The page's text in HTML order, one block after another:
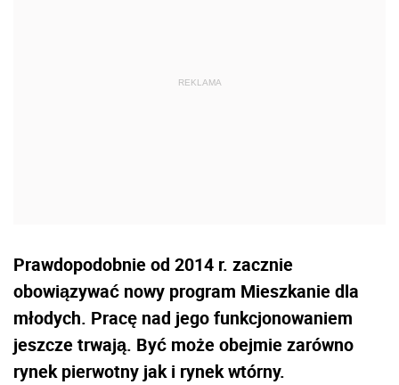
Prawdopodobnie od 2014 r. zacznie
obowiązywać nowy program Mieszkanie dla
młodych. Pracę nad jego funkcjonowaniem
jeszcze trwają. Być może obejmie zarówno
rynek pierwotny jak i rynek wtórny.